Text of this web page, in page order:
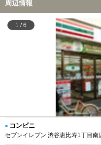
周辺情報
1 /6
コンビニ
セブンイレブン 渋谷恵比寿1丁目南